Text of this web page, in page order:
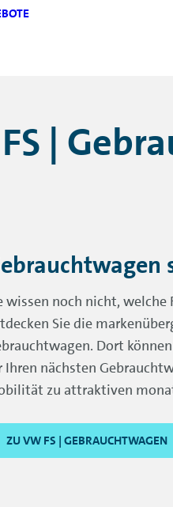
|
wissen noch nicht, welche
Sie die
Dort
Ihren nächsten
zu attraktiven
ZU VW FS | GEBRAUCHTWAGEN